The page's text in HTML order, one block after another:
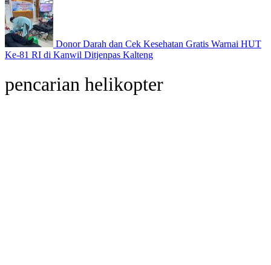
Donor Darah dan Cek Kesehatan Gratis Warnai HUT
Ke-81 RI di Kanwil Ditjenpas Kalteng
pencarian helikopter